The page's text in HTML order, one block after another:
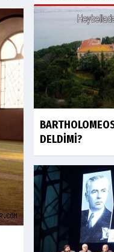
DELDİMİ?